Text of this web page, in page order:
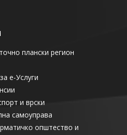
плански регион
е-Услуги
и врски
самоуправа
општество и